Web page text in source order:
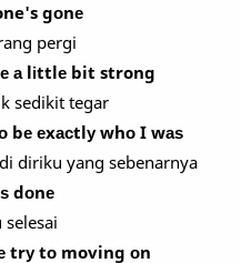
gоnе
pergi
а lіttlе bit strong
sedikit tegar
bе еxасtlу whо I wаѕ
diriku yang sebenarnya
dоnе
selesai
trу tо moving оn